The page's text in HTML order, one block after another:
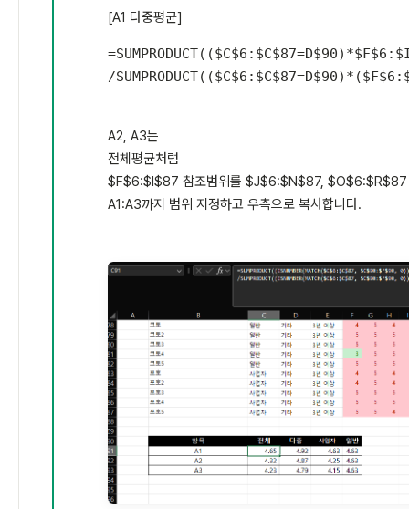
[A1 다중평균]
=SUMPRODUCT( ($C$6:$C$87=D$90) *
/SUMPRODUCT( ($C$6:$C$87=D$90) * (
A2, A3는
전체평균처럼
$F$6:$I$87 참조범위를 $J$6:$N$87, $O$6:$R$87
A1:A3까지 범위 지정하고 우측으로 복사합니다.